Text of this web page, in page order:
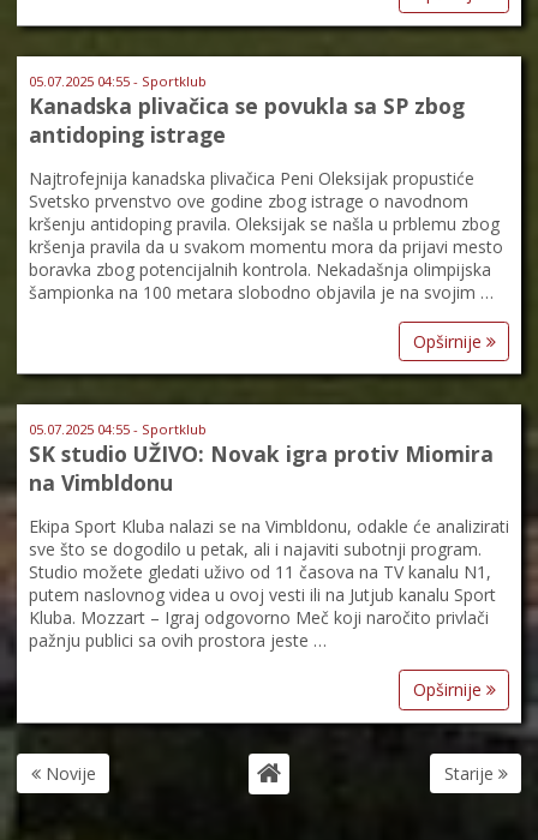
05.07.2025 04:55 - Sportklub
Kanadska plivačica se povukla sa SP zbog
antidoping istrage
Najtrofejnija kanadska plivačica Peni Oleksijak propustiće
Svetsko prvenstvo ove godine zbog istrage o navodnom
kršenju antidoping pravila. Oleksijak se našla u prblemu zbog
kršenja pravila da u svakom momentu mora da prijavi mesto
boravka zbog potencijalnih kontrola. Nekadašnja olimpijska
šampionka na 100 metara slobodno objavila je na svojim …
Opširnije
05.07.2025 04:55 - Sportklub
SK studio UŽIVO: Novak igra protiv Miomira
na Vimbldonu
Ekipa Sport Kluba nalazi se na Vimbldonu, odakle će analizirati
sve što se dogodilo u petak, ali i najaviti subotnji program.
Studio možete gledati uživo od 11 časova na TV kanalu N1,
putem naslovnog videa u ovoj vesti ili na Jutjub kanalu Sport
Kluba. Mozzart – Igraj odgovorno Meč koji naročito privlači
pažnju publici sa ovih prostora jeste …
Opširnije
Novije Starije